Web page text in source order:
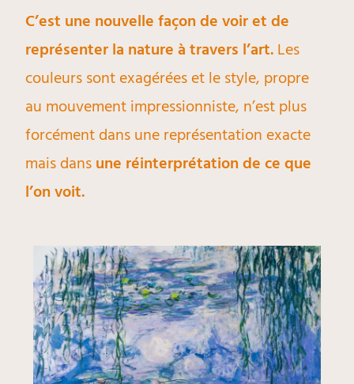
C’est une nouvelle façon de voir et de
représenter la nature à travers l’art. Les
couleurs sont exagérées et le style, propre
au mouvement impressionniste, n’est plus
forcément dans une représentation exacte
mais dans une réinterprétation de ce que
l’on voit.